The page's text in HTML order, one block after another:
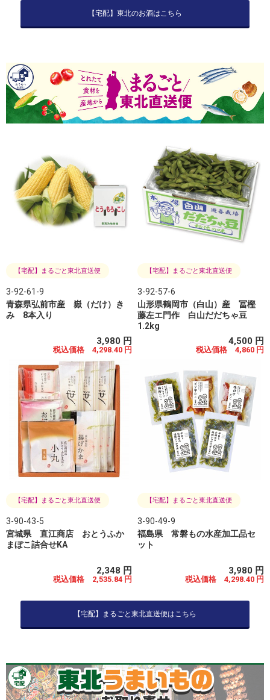
【宅配】東北のお酒はこちら
【宅配】まるごと東北直送便
3-92-61-9
青森県弘前市産 嶽（だけ）き
み 8本入り
3,980 円
税込価格 4,298.40 円
【宅配】まるごと東北直送便
3-92-57-6
山形県鶴岡市（白山）産 冨樫
藤左エ門作 白山だだちゃ豆
1.2kg
4,500 円
税込価格 4,860 円
【宅配】まるごと東北直送便
3-90-43-5
宮城県 直江商店 おとうふか
まぼこ詰合せKA
2,348 円
税込価格 2,535.84 円
【宅配】まるごと東北直送便
3-90-49-9
福島県 常磐もの水産加工品セ
ット
3,980 円
税込価格 4,298.40 円
【宅配】まるごと東北直送便はこちら